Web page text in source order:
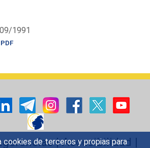
cookies de terceros y propias para
1991
PDF
|Accesibilidad |